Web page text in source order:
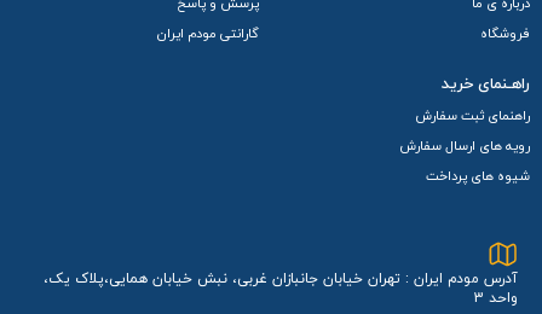
فروشگاه
گارانتی مودم ایران
راهـنمای خرید
راهنمای ثبت سفارش
رویه های ارسال سفارش
شیوه های پرداخت
آدرس مودم ایران : تهران خیابان جانبازان غربی، نبش خیابان همایی،پلاک یک،
واحد 3